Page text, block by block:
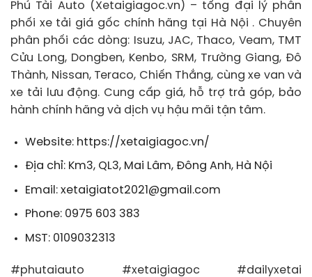
Phú Tài Auto (Xetaigiagoc.vn) – tổng đại lý phân
phối xe tải giá gốc chính hãng tại Hà Nội . Chuyên
phân phối các dòng: Isuzu, JAC, Thaco, Veam, TMT
Cửu Long, Dongben, Kenbo, SRM, Trường Giang, Đô
Thành, Nissan, Teraco, Chiến Thắng, cùng xe van và
xe tải lưu động. Cung cấp giá, hỗ trợ trả góp, bảo
hành chính hãng và dịch vụ hậu mãi tận tâm.
Website: https://xetaigiagoc.vn/
Địa chỉ: Km3, QL3, Mai Lâm, Đông Anh, Hà Nội
Email: xetaigiatot2021@gmail.com
Phone: 0975 603 383
MST: 0109032313
#phutaiauto #xetaigiagoc #dailyxetai